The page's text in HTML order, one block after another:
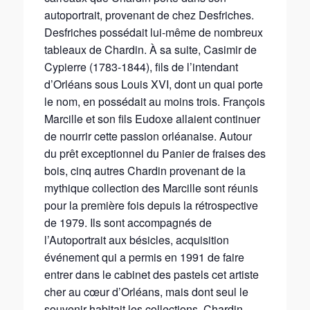
autoportrait, provenant de chez Desfriches.
Desfriches possédait lui-même de nombreux
tableaux de Chardin. À sa suite, Casimir de
Cypierre (1783-1844), fils de l’intendant
d’Orléans sous Louis XVI, dont un quai porte
le nom, en possédait au moins trois. François
Marcille et son fils Eudoxe allaient continuer
de nourrir cette passion orléanaise. Autour
du prêt exceptionnel du Panier de fraises des
bois, cinq autres Chardin provenant de la
mythique collection des Marcille sont réunis
pour la première fois depuis la rétrospective
de 1979. Ils sont accompagnés de
l’Autoportrait aux bésicles, acquisition
événement qui a permis en 1991 de faire
entrer dans le cabinet des pastels cet artiste
cher au cœur d’Orléans, mais dont seul le